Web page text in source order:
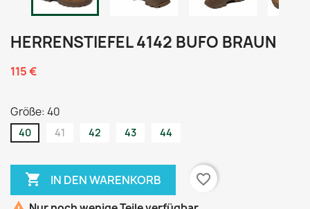
HERRENSTIEFEL 4142 BUFO BRAUN
115 €
Größe: 40
40 41 42 43 44
 IN DEN WARENKORB
favorite_border